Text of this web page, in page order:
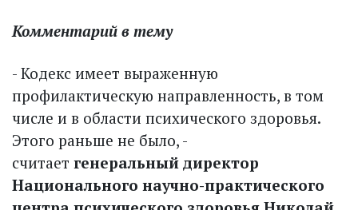
Комментарий в тему
- Кодекс имеет выраженную
профилактическую направленность, в том
числе и в области психического здоровья.
Этого раньше не было, -
считает генеральный директор
Национального научно-практического